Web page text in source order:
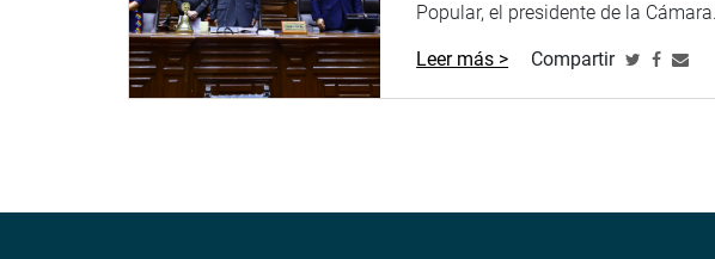
Popular, el presidente de la
Leer más > Compartir